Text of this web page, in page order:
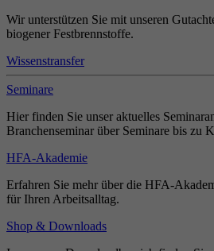
Wir unterstützen Sie mit unseren
biogener Festbrennstoffe.
Wissenstransfer
Seminare
Hier finden Sie unser aktuelles
Branchenseminar über Seminare bis zu
HFA-Akademie
Erfahren Sie mehr über die HFA-
für Ihren Arbeitsalltag.
Shop & Downloads